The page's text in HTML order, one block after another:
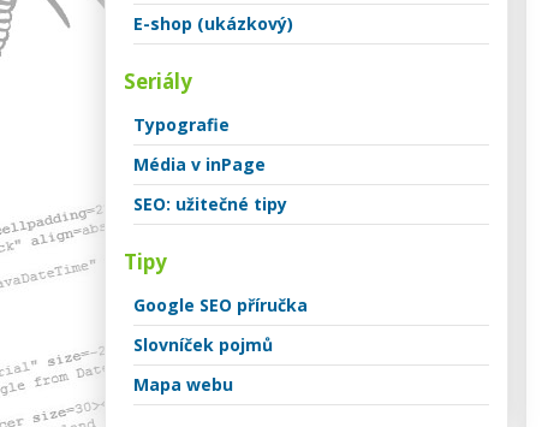
E-shop (ukázkový)
Seriály
Typografie
Média v inPage
SEO: užitečné tipy
Tipy
Google SEO příručka
Slovníček pojmů
Mapa webu